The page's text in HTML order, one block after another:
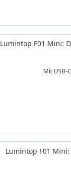
Lumintop F01 Mini:
Mit USB-
Lumintop F01